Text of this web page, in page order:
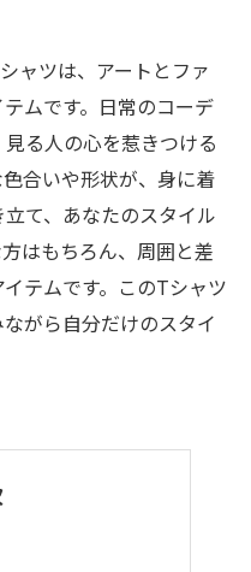
ャツは、アートとファ
ムです。日常のコーデ
る人の心を惹きつける
合いや形状が、身に着
て、あなたのスタイル
はもちろん、周囲と差
テムです。このTシャツ
がら自分だけのスタイ